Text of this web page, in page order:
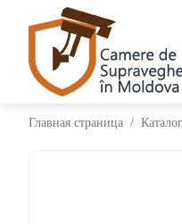
Главная страница /